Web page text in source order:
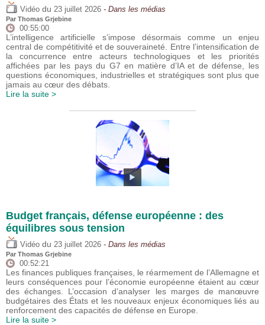
Vidéo du 23 juillet 2026 - Dans les médias
Par Thomas Grjebine
00:55:00
L’intelligence artificielle s’impose désormais comme un enjeu
central de compétitivité et de souveraineté. Entre l’intensification de
la concurrence entre acteurs technologiques et les priorités
affichées par les pays du G7 en matière d’IA et de défense, les
questions économiques, industrielles et stratégiques sont plus que
jamais au cœur des débats.
Lire la suite >
Budget français, défense européenne : des
équilibres sous tension
Vidéo du 23 juillet 2026 - Dans les médias
Par Thomas Grjebine
00:52:21
Les finances publiques françaises, le réarmement de l’Allemagne et
leurs conséquences pour l’économie européenne étaient au cœur
des échanges. L’occasion d’analyser les marges de manœuvre
budgétaires des États et les nouveaux enjeux économiques liés au
renforcement des capacités de défense en Europe.
Lire la suite >